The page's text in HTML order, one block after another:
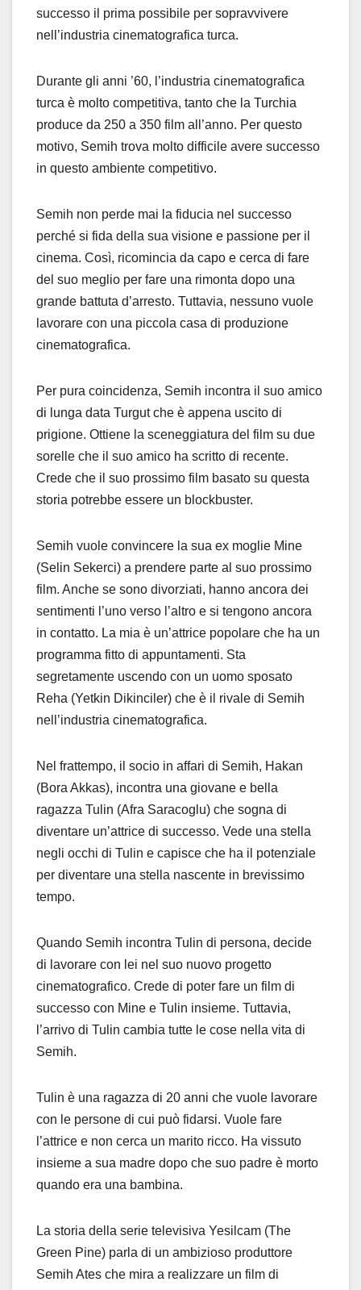
successo il prima possibile per sopravvivere
nell’industria cinematografica turca.
Durante gli anni ’60, l’industria cinematografica
turca è molto competitiva, tanto che la Turchia
produce da 250 a 350 film all’anno. Per questo
motivo, Semih trova molto difficile avere successo
in questo ambiente competitivo.
Semih non perde mai la fiducia nel successo
perché si fida della sua visione e passione per il
cinema. Così, ricomincia da capo e cerca di fare
del suo meglio per fare una rimonta dopo una
grande battuta d’arresto. Tuttavia, nessuno vuole
lavorare con una piccola casa di produzione
cinematografica.
Per pura coincidenza, Semih incontra il suo amico
di lunga data Turgut che è appena uscito di
prigione. Ottiene la sceneggiatura del film su due
sorelle che il suo amico ha scritto di recente.
Crede che il suo prossimo film basato su questa
storia potrebbe essere un blockbuster.
Semih vuole convincere la sua ex moglie Mine
(Selin Sekerci) a prendere parte al suo prossimo
film. Anche se sono divorziati, hanno ancora dei
sentimenti l’uno verso l’altro e si tengono ancora
in contatto. La mia è un’attrice popolare che ha un
programma fitto di appuntamenti. Sta
segretamente uscendo con un uomo sposato
Reha (Yetkin Dikinciler) che è il rivale di Semih
nell’industria cinematografica.
Nel frattempo, il socio in affari di Semih, Hakan
(Bora Akkas), incontra una giovane e bella
ragazza Tulin (Afra Saracoglu) che sogna di
diventare un’attrice di successo. Vede una stella
negli occhi di Tulin e capisce che ha il potenziale
per diventare una stella nascente in brevissimo
tempo.
Quando Semih incontra Tulin di persona, decide
di lavorare con lei nel suo nuovo progetto
cinematografico. Crede di poter fare un film di
successo con Mine e Tulin insieme. Tuttavia,
l’arrivo di Tulin cambia tutte le cose nella vita di
Semih.
Tulin è una ragazza di 20 anni che vuole lavorare
con le persone di cui può fidarsi. Vuole fare
l’attrice e non cerca un marito ricco. Ha vissuto
insieme a sua madre dopo che suo padre è morto
quando era una bambina.
La storia della serie televisiva Yesilcam (The
Green Pine) parla di un ambizioso produttore
Semih Ates che mira a realizzare un film di